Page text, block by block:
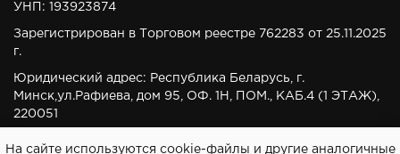
УНП: 193923874
Зарегистрирован в Торговом реестре 762283 от 25.11.2025
г.
Юридический адрес: Республика Беларусь, г.
Минск,ул.Рафиева, дом 95, ОФ. 1Н, ПОМ., КАБ.4 (1 ЭТАЖ),
220051
На сайте используются cookie-файлы и другие аналогичные